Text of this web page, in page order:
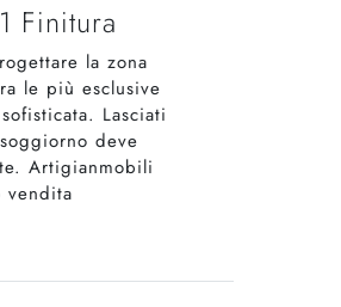
Finitura
la zona
le più esclusive
Lasciati
deve
Artigianmobili